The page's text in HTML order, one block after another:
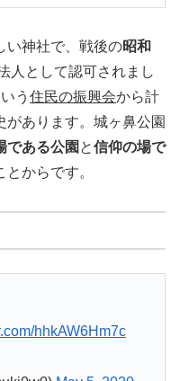
い神社で、戦後の昭和
人として認可されまし
う 住民の振興会から計
あります。城ヶ鼻公園
である公園 と信仰の場で
からです。
hhkAW6Hm7c